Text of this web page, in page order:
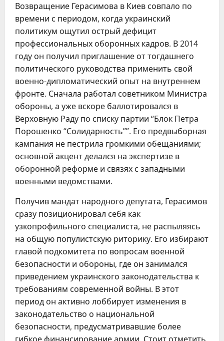
Возвращение Герасимова в Киев совпало по
времени с периодом, когда украинский
политикум ощутил острый дефицит
профессиональных оборонных кадров. В 2014
году он получил приглашение от тогдашнего
политического руководства применить свой
военно-дипломатический опыт на внутреннем
фронте. Сначала работал советником Министра
обороны, а уже вскоре баллотировался в
Верховную Раду по списку партии “Блок Петра
Порошенко “Солидарность””. Его предвыборная
кампания не пестрила громкими обещаниями;
основной акцент делался на экспертизе в
оборонной реформе и связях с западными
военными ведомствами.
Получив мандат народного депутата, Герасимов
сразу позиционировал себя как
узкопрофильного специалиста, не распыляясь
на общую популистскую риторику. Его избирают
главой подкомитета по вопросам военной
безопасности и обороны, где он занимался
приведением украинского законодательства к
требованиям современной войны. В этот
период он активно лоббирует изменения в
законодательство о национальной
безопасности, предусматривавшие более